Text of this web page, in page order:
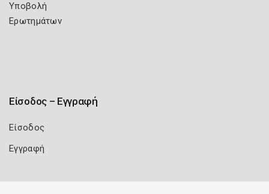
Υποβολή
Ερωτημάτων
Είσοδος – Εγγραφή
Είσοδος
Εγγραφή